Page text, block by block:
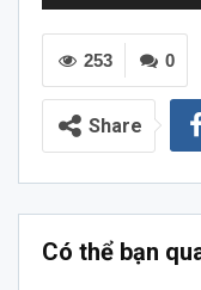
0
253
Share
Có thể bạn